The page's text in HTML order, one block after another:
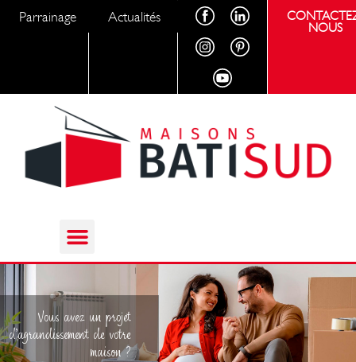
Parrainage Actualités
NOUS
Vous avez un projet
d’agrandissement de votre
maison ?